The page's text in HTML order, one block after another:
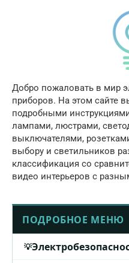
Добро пожаловать в мир
приборов. На этом сайте
подробными
лампами, люстрами,
выключателями,
выбору и светильников
классификация со
видео интерьеров с
ПОДРОБНОЕ МЕНЮ